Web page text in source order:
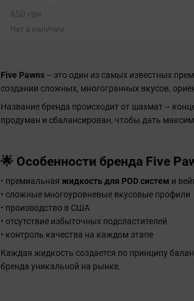
Five Pawns – это один из самых известных
создании сложных, многогранных вкусов,
Название бренда происходит от шахмат –
продуман и сбалансирован, чтобы дать
🌟 Особенности бренда Five
• премиальная жидкостьдля POD систем и
• сложные многоуровневые вкусовые профили
• производство в США
• отсутствие избыточных подсластителей
• контроль качества на каждом этапе
Каждая жидкость создается по принципу
бренда уникальной на рынке.
650 грн
Нет в наличии